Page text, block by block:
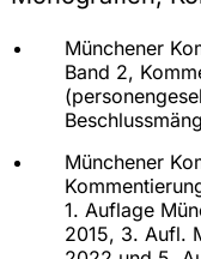
Beratung der
diversen
Beratung der
Veräußerung
gesellschafts-
Betreuung der
Münchener
Band 2,
Münchener
1. Auflage
2015, 3. Aufl.